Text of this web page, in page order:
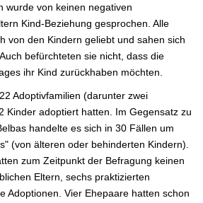
wurde von keinen negativen
Kind-Beziehung gesprochen. Alle
von den Kindern geliebt und sahen sich
befürchteten sie nicht, dass die
ihr Kind zurückhaben möchten.
Adoptivfamilien (darunter zwei
Kinder adoptiert hatten. Im Gegensatz zu
handelte es sich in 30 Fällen um
(von älteren oder behinderten Kindern).
zum Zeitpunkt der Befragung keinen
Eltern, sechs praktizierten
Adoptionen. Vier Ehepaare hatten schon